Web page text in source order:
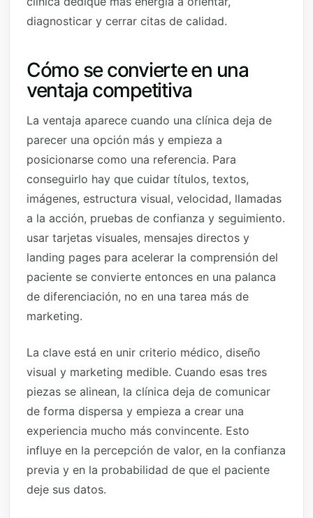
diagnosticar y cerrar citas de calidad.
Cómo se convierte en una
ventaja competitiva
La ventaja aparece cuando una clínica deja de
parecer una opción más y empieza a
posicionarse como una referencia. Para
conseguirlo hay que cuidar títulos, textos,
imágenes, estructura visual, velocidad, llamadas
a la acción, pruebas de confianza y seguimiento.
usar tarjetas visuales, mensajes directos y
landing pages para acelerar la comprensión del
paciente se convierte entonces en una palanca
de diferenciación, no en una tarea más de
marketing.
La clave está en unir criterio médico, diseño
visual y marketing medible. Cuando esas tres
piezas se alinean, la clínica deja de comunicar
de forma dispersa y empieza a crear una
experiencia mucho más convincente. Esto
influye en la percepción de valor, en la confianza
previa y en la probabilidad de que el paciente
deje sus datos.